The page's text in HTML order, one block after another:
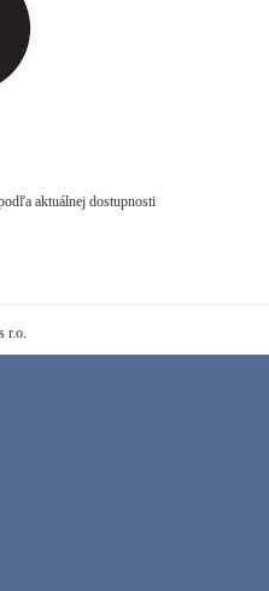
aktuálnej dostupnosti
r.o.